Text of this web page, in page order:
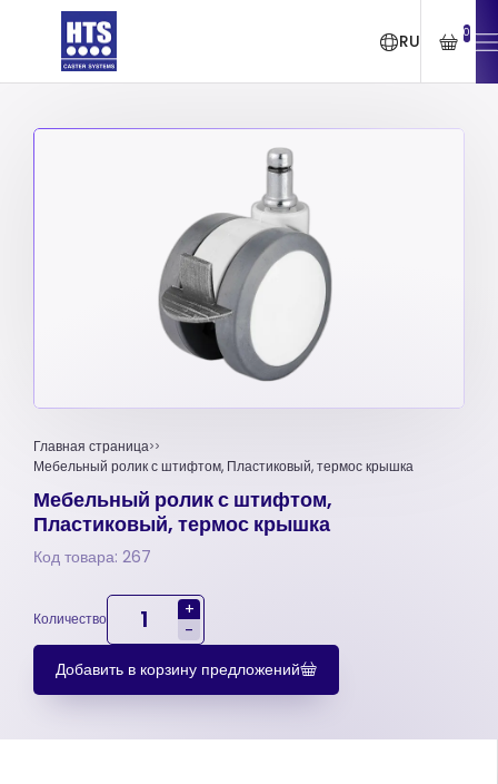
RU 0
Главная страница
Мебельный ролик с штифтом, Пластиковый, термос крышка
Мебельный ролик с штифтом,
Пластиковый, термос крышка
Код товара: 267
Количество
+
-
Добавить в корзину предложений